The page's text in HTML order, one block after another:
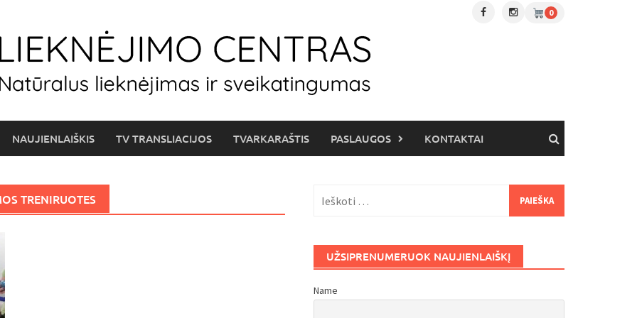
0
NAUJIENLAIŠKIS TV TRANSLIACIJOS TVARKARAŠTIS PASLAUGOS KONTAKTAI
TRENIRUOTES
UŽSIPRENUMERUOK NAUJIENLAIŠKĮ
Name